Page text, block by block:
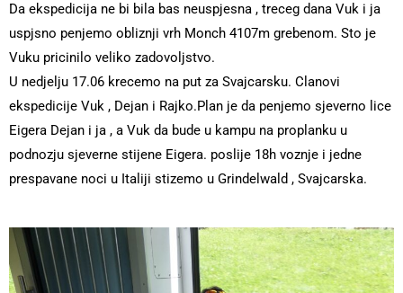
Da ekspedicija ne bi bila bas neuspjesna , treceg dana Vuk i ja
uspjsno penjemo obliznji vrh Monch 4107m grebenom. Sto je
Vuku pricinilo veliko zadovoljstvo.
U nedjelju 17.06 krecemo na put za Svajcarsku. Clanovi
ekspedicije Vuk , Dejan i Rajko.Plan je da penjemo sjeverno lice
Eigera Dejan i ja , a Vuk da bude u kampu na proplanku u
podnozju sjeverne stijene Eigera. poslije 18h voznje i jedne
prespavane noci u Italiji stizemo u Grindelwald , Svajcarska.